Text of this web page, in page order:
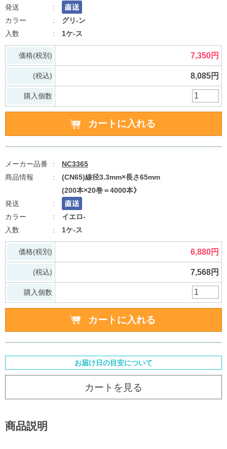
グリ-ン
1ケ-ス
価格(税別) 7,350円
(税込) 8,085円
購入個数
NC3365
(CN65)線径3.3mm×長さ65mm
(200本×20巻＝4000本》
イエロ-
1ケ-ス
価格(税別) 6,880円
(税込) 7,568円
購入個数
お届け日の目安について
カートを見る
商品説明